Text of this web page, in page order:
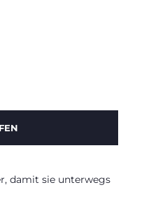
damit sie unterwegs